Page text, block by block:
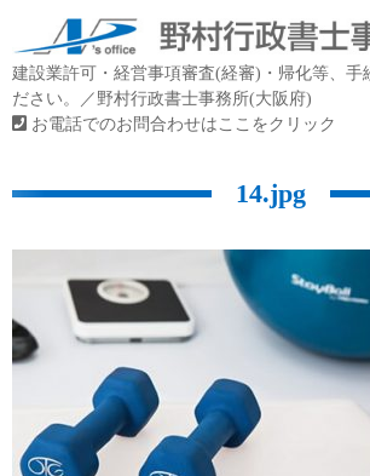
建設業許可・経営事項審査(経審)・帰化等、手
ださい。／野村行政書士事務所(大阪府)
お電話でのお問合わせはここをクリック
14.jpg